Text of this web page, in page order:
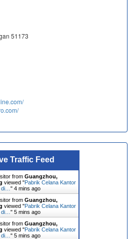
51173
Traffic Feed
from Guangzhou,
viewed "Pabrik Celana Kantor
" 4 mins ago
from Guangzhou,
viewed "Pabrik Celana Kantor
" 5 mins ago
from Guangzhou,
viewed "Pabrik Celana Kantor
" 5 mins ago